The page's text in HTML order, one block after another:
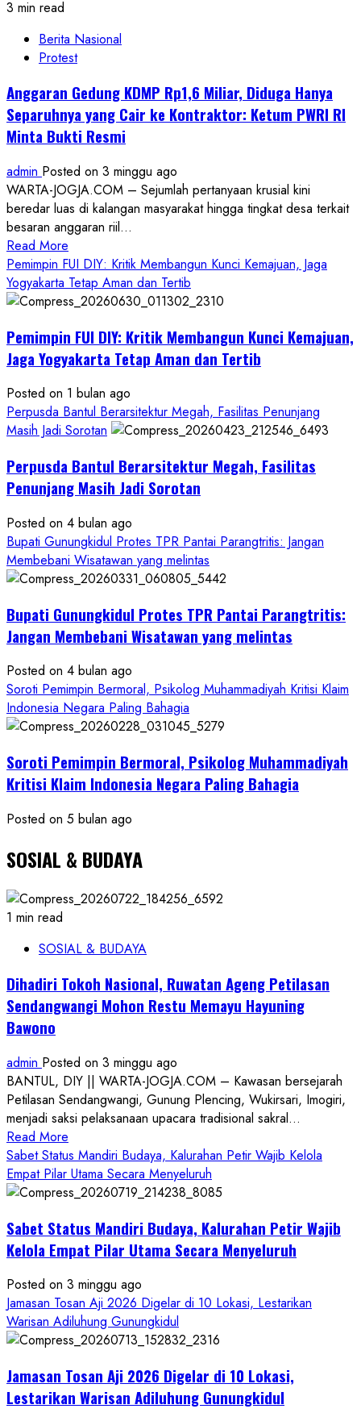
3 min read
Berita Nasional
Protest
Anggaran Gedung KDMP Rp1,6 Miliar, Diduga Hanya
Separuhnya yang Cair ke Kontraktor: Ketum PWRI RI
Minta Bukti Resmi
admin Posted on 3 minggu ago
WARTA-JOGJA.COM – Sejumlah pertanyaan krusial kini
beredar luas di kalangan masyarakat hingga tingkat desa terkait
besaran anggaran riil...
Read More
more
about
Anggaran
KDMP
Rp1,6
Diduga
Hanya
Separuhnya
Cair
ke
Ketum
PWRI
RI
Minta
Resmi
Pemimpin FUI DIY: Kritik Membangun Kunci Kemajuan, Jaga
Yogyakarta Tetap Aman dan Tertib
Pemimpin FUI DIY: Kritik Membangun Kunci Kemajuan,
Jaga Yogyakarta Tetap Aman dan Tertib
Posted on 1 bulan ago
Perpusda Bantul Berarsitektur Megah, Fasilitas Penunjang
Masih Jadi Sorotan
Perpusda Bantul Berarsitektur Megah, Fasilitas
Penunjang Masih Jadi Sorotan
Posted on 4 bulan ago
Bupati Gunungkidul Protes TPR Pantai Parangtritis: Jangan
Membebani Wisatawan yang melintas
Bupati Gunungkidul Protes TPR Pantai Parangtritis:
Jangan Membebani Wisatawan yang melintas
Posted on 4 bulan ago
Soroti Pemimpin Bermoral, Psikolog Muhammadiyah Kritisi Klaim
Indonesia Negara Paling Bahagia
Soroti Pemimpin Bermoral, Psikolog Muhammadiyah
Kritisi Klaim Indonesia Negara Paling Bahagia
Posted on 5 bulan ago
SOSIAL & BUDAYA
1 min read
SOSIAL & BUDAYA
Dihadiri Tokoh Nasional, Ruwatan Ageng Petilasan
Sendangwangi Mohon Restu Memayu Hayuning
Bawono
admin Posted on 3 minggu ago
BANTUL, DIY || WARTA-JOGJA.COM – Kawasan bersejarah
Petilasan Sendangwangi, Gunung Plencing, Wukirsari, Imogiri,
menjadi saksi pelaksanaan upacara tradisional sakral...
Read More
more
about
Dihadiri
Nasional,
Ruwatan
Petilasan
Sendangwangi
Mohon
Restu
Hayuning
Bawono
Sabet Status Mandiri Budaya, Kalurahan Petir Wajib Kelola
Empat Pilar Utama Secara Menyeluruh
Sabet Status Mandiri Budaya, Kalurahan Petir Wajib
Kelola Empat Pilar Utama Secara Menyeluruh
Posted on 3 minggu ago
Jamasan Tosan Aji 2026 Digelar di 10 Lokasi, Lestarikan
Warisan Adiluhung Gunungkidul
Jamasan Tosan Aji 2026 Digelar di 10 Lokasi,
Lestarikan Warisan Adiluhung Gunungkidul